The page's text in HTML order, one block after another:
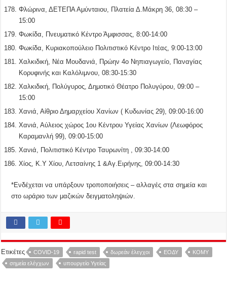
Φλώρινα, ΔΕΤΕΠΑ Αμύνταιου, Πλατεία Δ.Μάκρη 36, 08:30 –
15:00
Φωκίδα, Πνευματικό Κέντρο Άμφισσας, 8:00-14:00
Φωκίδα, Κυριακοπούλειο Πολιτιστικό Κέντρο Ιτέας, 9:00-13:00
Χαλκιδική, Νέα Μουδανιά, Πρώην 4ο Νηπιαγωγείο, Παναγίας
Κορυφινής και Καλόλιμνου, 08:30-15:30
Χαλκιδική, Πολύγυρος, Δημοτικό Θέατρο Πολυγύρου, 09:00 –
15:00
Χανιά, Αίθριο Δημαρχείου Χανίων ( Κυδωνίας 29), 09:00-16:00
Χανιά, Αύλειος χώρος 1ου Κέντρου Υγείας Χανίων (Λεωφόρος
Καραμανλή 99), 09:00-15:00
Χανιά, Πολιτιστικό Κέντρο Ταυρωνίτη , 09:30-14:00
Χίος, Κ.Υ Χίου, Λετσαίνης 1 &Αγ.Ειρήνης, 09:00-14:30
*Ενδέχεται να υπάρξουν τροποποιήσεις – αλλαγές στα σημεία και
στο ωράριο των μαζικών δειγματοληψιών.
Ετικέτες COVID-19 rapid test δωρεάν έλεγχοι ΕΟΔΥ
ΚΟΜΥ
σημεία ελέγχων
υπουργείο Υγείας